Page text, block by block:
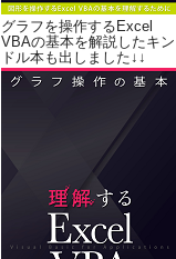
グラフを操作するExcel
VBAの基本を解説したキン
ドル本も出しました↓↓